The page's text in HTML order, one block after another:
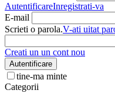
AutentificareInregistrati-va
E-mail
Scrieti o parola.V-ati uitat
Creati un un cont nou
Autentificare
tine-ma minte
Categorii